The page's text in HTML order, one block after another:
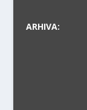
ARHIVA: